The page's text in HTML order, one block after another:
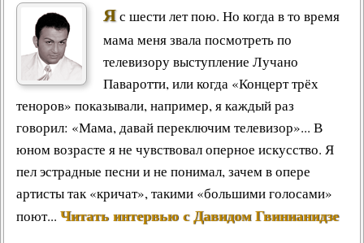
Яс шести лет пою. Но когда в то время
мама меня звала посмотреть по
телевизору выступление Лучано
Паваротти, или когда «Концерт трёх
теноров» показывали, например, я каждый раз
говорил: «Мама, давай переключим телевизор»... В
юном возрасте я не чувствовал оперное искусство. Я
пел эстрадные песни и не понимал, зачем в опере
артисты так «кричат», такими «большими голосами»
поют... Читать интервью с Давидом Гвинианидзе